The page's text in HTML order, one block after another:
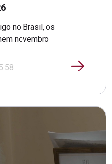
no Brasil, os
novembro